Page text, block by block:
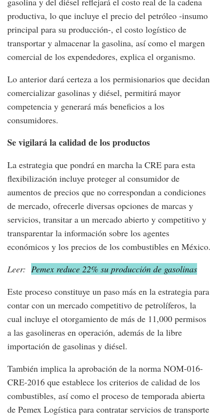
productiva, lo que incluye el precio del petróleo -insumo
principal para su producción-, el costo logístico de
transportar y almacenar la gasolina, así como el margen
comercial de los expendedores, explica el organismo.
Lo anterior dará certeza a los permisionarios que decidan
comercializar gasolinas y diésel, permitirá mayor
competencia y generará más beneficios a los
consumidores.
Se vigilará la calidad de los productos
La estrategia que pondrá en marcha la CRE para esta
flexibilización incluye proteger al consumidor de
aumentos de precios que no correspondan a condiciones
de mercado, ofrecerle diversas opciones de marcas y
servicios, transitar a un mercado abierto y competitivo y
transparentar la información sobre los agentes
económicos y los precios de los combustibles en México.
Leer: Pemex reduce 22% su producción de gasolinas
Este proceso constituye un paso más en la estrategia para
contar con un mercado competitivo de petrolíferos, la
cual incluye el otorgamiento de más de 11,000 permisos
a las gasolineras en operación, además de la libre
importación de gasolinas y diésel.
También implica la aprobación de la norma NOM-016-
CRE-2016 que establece los criterios de calidad de los
combustibles, así como el proceso de temporada abierta
de Pemex Logística para contratar servicios de transporte